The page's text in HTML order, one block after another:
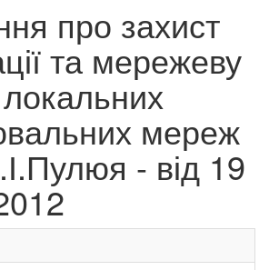
про захист
та мережеву
мереж
- від 19